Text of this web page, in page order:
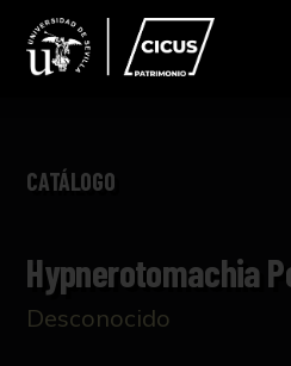
CATÁLOGO
Hypnerotomachia
Desconocido